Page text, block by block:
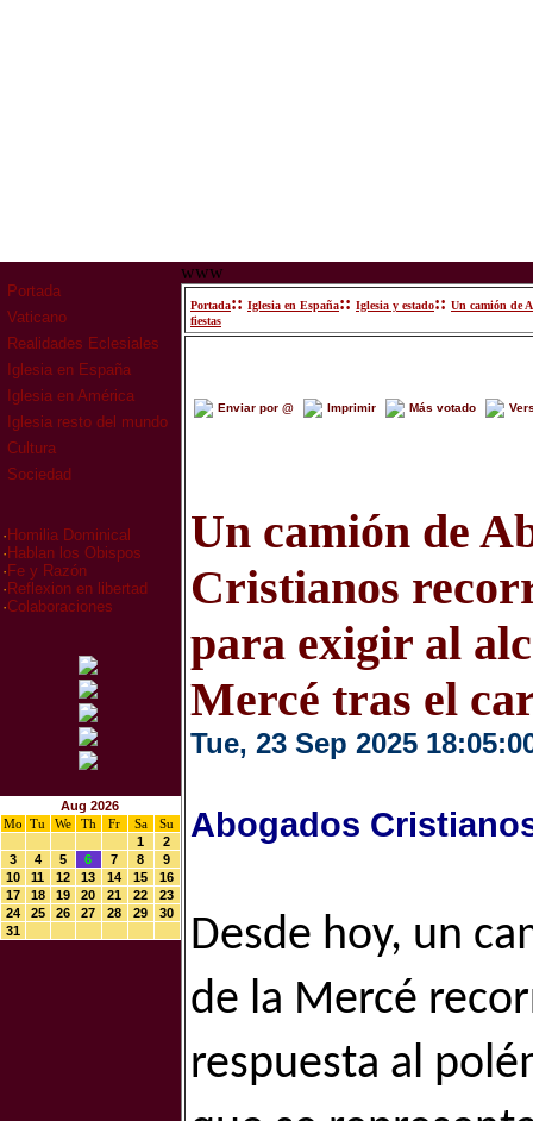
Portada
Vaticano
Realidades Eclesiales
Iglesia en España
Iglesia en América
Iglesia resto del mundo
Cultura
Sociedad
· Homilia Dominical
· Hablan los Obispos
· Fe y Razón
· Reflexion en libertad
·Colaboraciones
Aug 2026
Mo
Tu We Th Fr Sa
Su
1
2
3
4 5 6 7 8
9
10
11 12 13 14 15
16
17
18 19 20 21 22
23
24
25 26 27 28 29
30
31
www
Portada:: Iglesia en España:: Iglesia y estado:: Un camión de
fiestas
Enviar por @ Imprimir Más votado
Un camión de
Cristianos
para exigir al
Mercé tras el
Tue, 23 Sep 2025
Abogados
Desde hoy, un
de la Mercé
respuesta al